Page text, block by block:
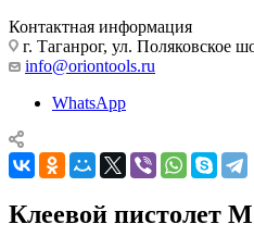
Контактная информация
г. Таганрог, ул. Поляковское
info@oriontools.ru
WhatsApp
Клеевой пистолет